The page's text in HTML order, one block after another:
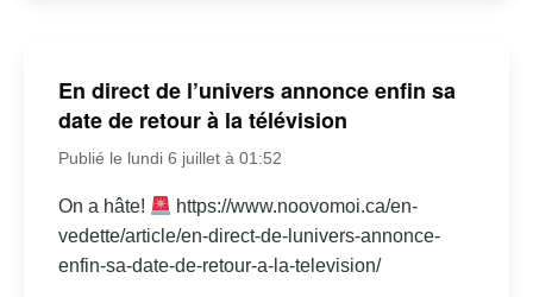
En direct de l’univers annonce enfin sa
date de retour à la télévision
Publié le lundi 6 juillet à 01:52
On a hâte!
https://www.noovomoi.ca/en-
vedette/article/en-direct-de-lunivers-annonce-
enfin-sa-date-de-retour-a-la-television/